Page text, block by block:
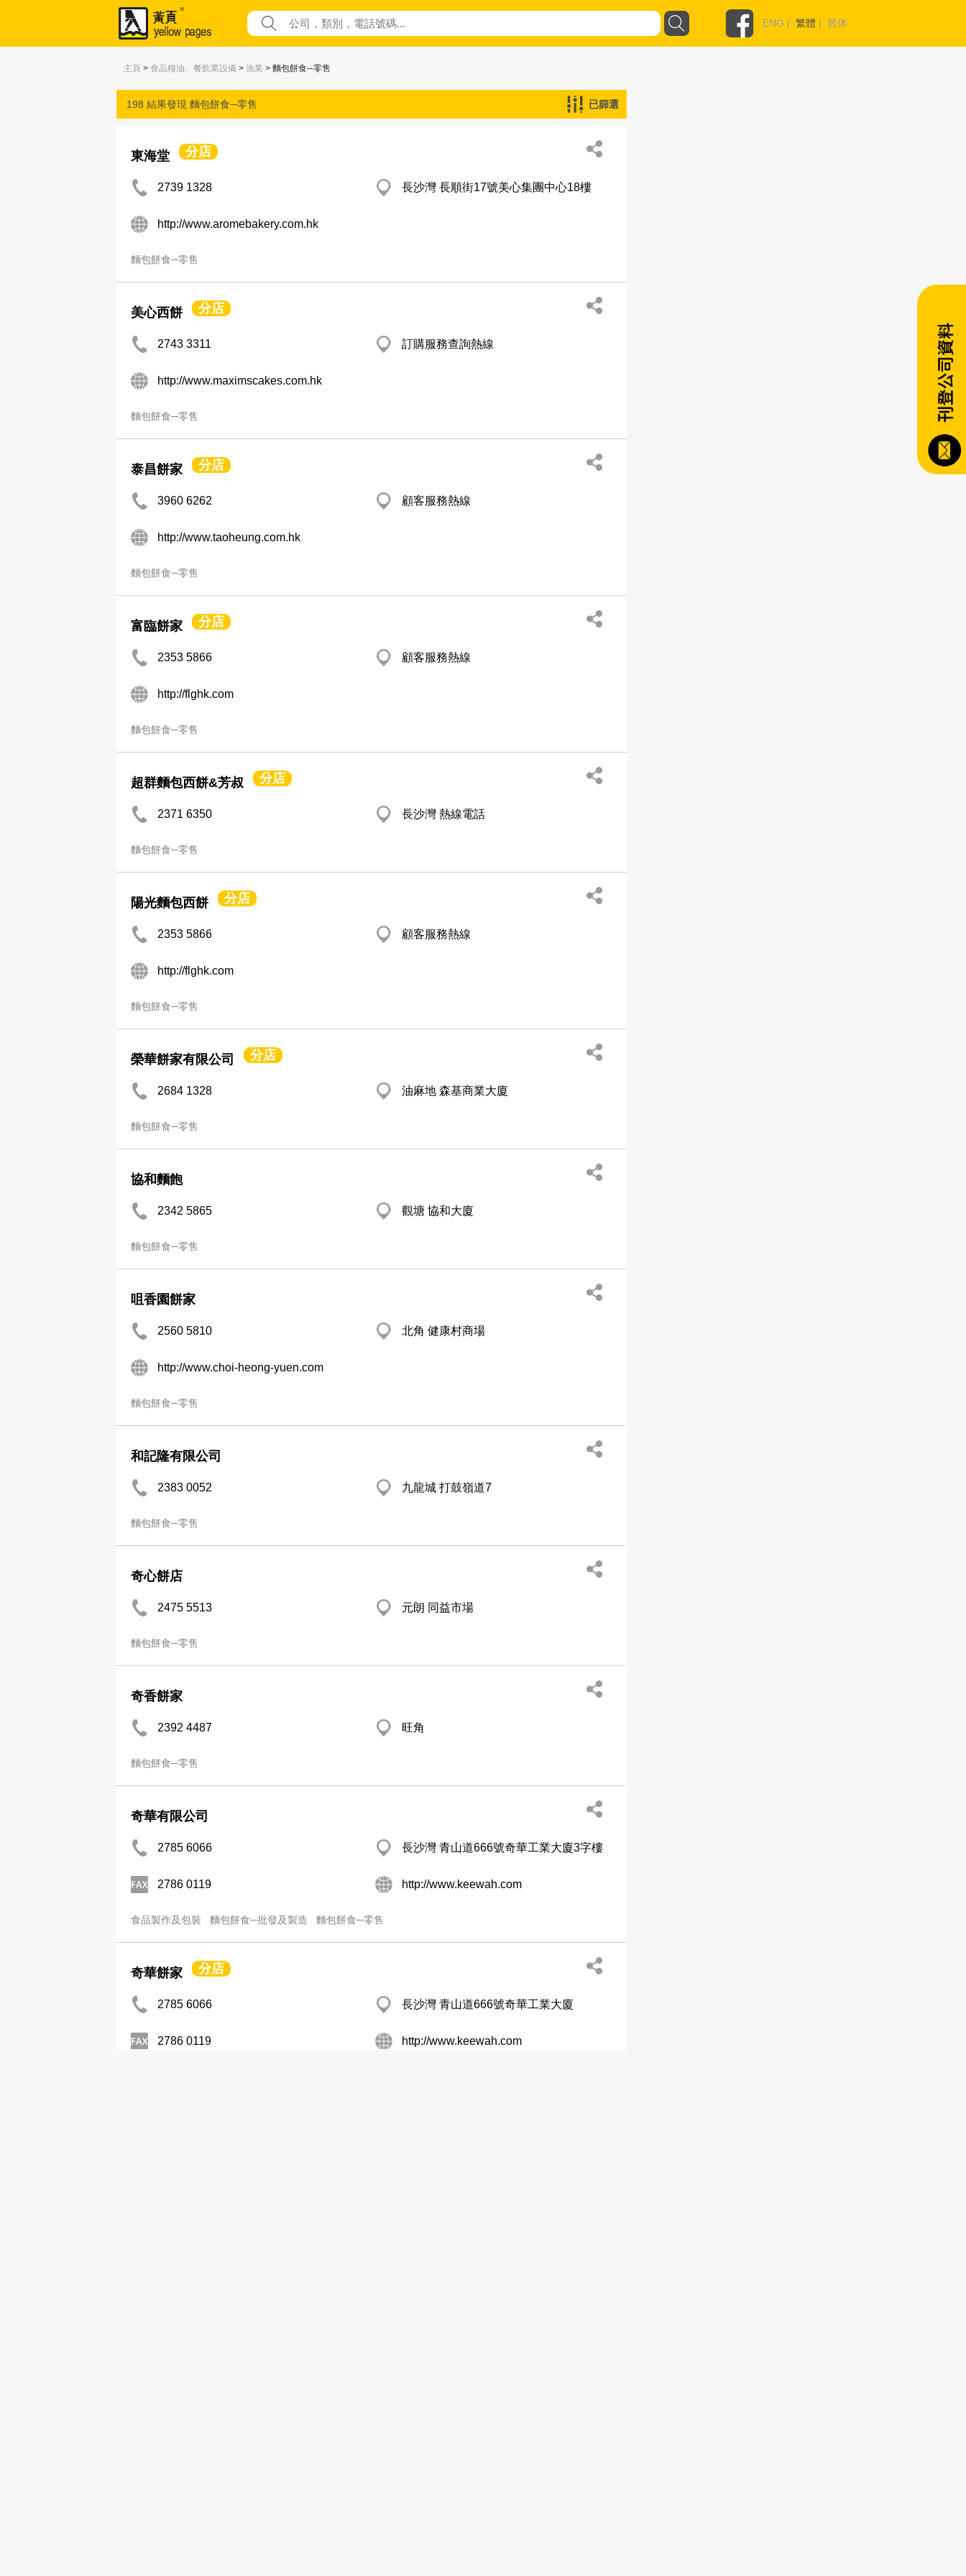
ENG | 繁體 | 简体
主頁 > 食品糧油、餐飲業設備 > 漁業 > 麵包餅食─零售
198 結果發現 麵包餅食─零售 已篩選
東海堂 分店
2739 1328 長沙灣 長順街17號美心集團中心18樓
http://www.aromebakery.com.hk
麵包餅食─零售
美心西餅 分店
2743 3311 訂購服務查詢熱線
http://www.maximscakes.com.hk
麵包餅食─零售
泰昌餅家 分店
3960 6262 顧客服務熱線
http://www.taoheung.com.hk
麵包餅食─零售
富臨餅家 分店
2353 5866 顧客服務熱線
http://flghk.com
麵包餅食─零售
超群麵包西餅&芳叔 分店
2371 6350 長沙灣 熱線電話
麵包餅食─零售
陽光麵包西餅 分店
2353 5866 顧客服務熱線
http://flghk.com
麵包餅食─零售
榮華餅家有限公司 分店
2684 1328 油麻地 森基商業大廈
麵包餅食─零售
協和麵飽
2342 5865 觀塘 協和大廈
麵包餅食─零售
咀香園餅家
2560 5810 北角 健康村商場
http://www.choi-heong-yuen.com
麵包餅食─零售
和記隆有限公司
2383 0052 九龍城 打鼓嶺道7
麵包餅食─零售
奇心餅店
2475 5513 元朗 同益市場
麵包餅食─零售
奇香餅家
2392 4487 旺角
麵包餅食─零售
奇華有限公司
2785 6066 長沙灣 青山道666號奇華工業大廈3字樓
2786 0119 http://www.keewah.com
食品製作及包裝 麵包餅食─批發及製造 麵包餅食─零售
奇華餅家 分店
2785 6066 長沙灣 青山道666號奇華工業大廈
2786 0119 http://www.keewah.com